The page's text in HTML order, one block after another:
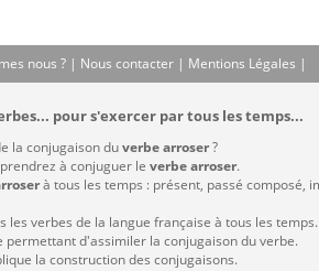
nous ? | Nous contacter | Mentions Légales |
pour s'exercer par tous les temps...
la conjugaison duverbe arroser?
à conjuguer le verbe arroser.
à tous les temps : présent, passé composé,
les verbes de la langue française à tous les temps.
d'assimiler la conjugaison du verbe.
la construction des conjugaisons.